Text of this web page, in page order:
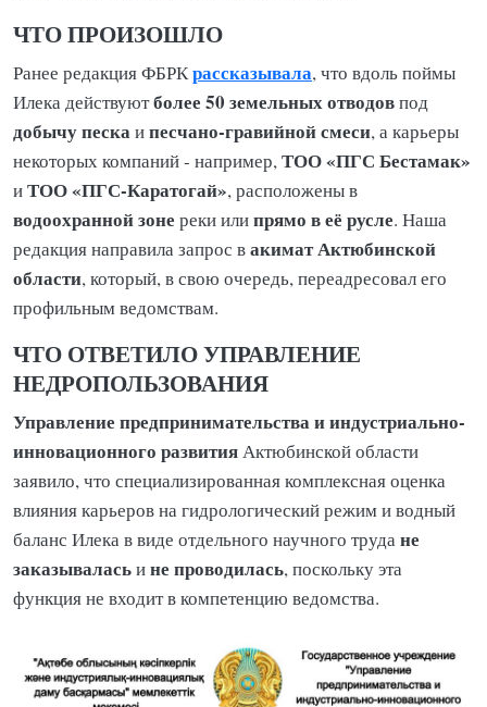
ЧТО ПРОИЗОШЛО
Ранее редакция ФБРКрассказывала, что вдоль поймы
Илека действуютболее 50 земельных отводовпод
добычу пескаипесчано-гравийной смеси, а карьеры
некоторых компаний - например,ТОО «ПГС Бестамак»
иТОО «ПГС-Каратогай», расположены в
водоохранной зоне реки илипрямо в её русле. Наша
редакция направила запрос вакимат Актюбинской
области, который, в свою очередь, переадресовал его
профильным ведомствам.
ЧТО ОТВЕТИЛО УПРАВЛЕНИЕ
НЕДРОПОЛЬЗОВАНИЯ
Управление предпринимательства и индустриально-
инновационного развитияАктюбинской области
заявило, что специализированная комплексная оценка
влияния карьеров на гидрологический режим и водный
баланс Илека в виде отдельного научного трудане
заказываласьине проводилась, поскольку эта
функция не входит в компетенцию ведомства.